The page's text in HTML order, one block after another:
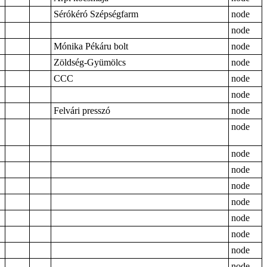
Sérókéró Szépségfarm
node
node
Mónika Pékáru bolt
node
Zöldség-Gyümölcs
node
CCC
node
node
Felvári presszó
node
node
node
node
node
node
node
node
node